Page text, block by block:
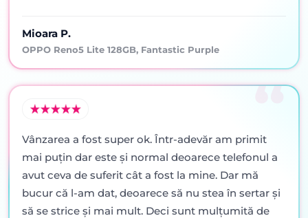
Mioara P.
OPPO Reno5 Lite 128GB, Fantastic Purple
Vânzarea a fost super ok. Într-adevăr am primit
mai puţin dar este şi normal deoarece telefonul a
avut ceva de suferit cât a fost la mine. Dar mă
bucur că l-am dat, deoarece să nu stea în sertar şi
să se strice şi mai mult. Deci sunt mulţumită de